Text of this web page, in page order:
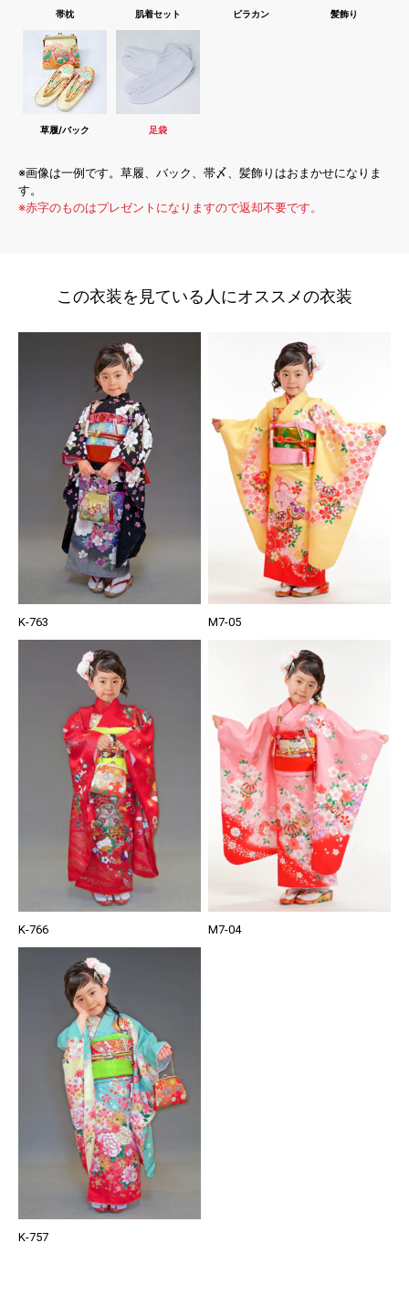
帯枕 肌着セット ビラカン 髪飾り
草履/バック 足袋
※画像は一例です。草履、バック、帯〆、髪飾りはおまかせになりま
す。
※赤字のものはプレゼントになりますので返却不要です。
この衣装を見ている人にオススメの衣装
K-763 M7-05
K-766 M7-04
K-757